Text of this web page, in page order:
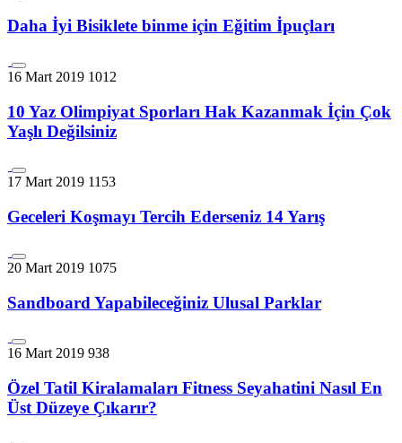
Daha İyi Bisiklete binme için Eğitim İpuçları
16 Mart 2019 1012
10 Yaz Olimpiyat Sporları Hak Kazanmak İçin Çok
Yaşlı Değilsiniz
17 Mart 2019 1153
Geceleri Koşmayı Tercih Ederseniz 14 Yarış
20 Mart 2019 1075
Sandboard Yapabileceğiniz Ulusal Parklar
16 Mart 2019 938
Özel Tatil Kiralamaları Fitness Seyahatini Nasıl En
Üst Düzeye Çıkarır?